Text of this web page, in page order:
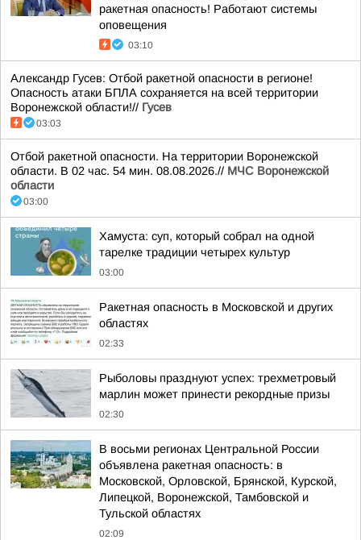
ракетная опасность! Работают системы
оповещения
03:10
Александр Гусев: Отбой ракетной опасности в регионе!
Опасность атаки БПЛА сохраняется на всей территории
Воронежской области!// Гусев
03:03
Отбой ракетной опасности. На территории Воронежской
области. В 02 час. 54 мин. 08.08.2026.// МЧС Воронежской
области
03:00
Хамуста: суп, который собрал на одной
тарелке традиции четырех культур
03:00
Ракетная опасность в Московской и других
областях
02:33
Рыболовы празднуют успех: трехметровый
марлин может принести рекордные призы
02:30
В восьми регионах Центральной России
объявлена ракетная опасность: в
Московской, Орловской, Брянской, Курской,
Липецкой, Воронежской, Тамбовской и
Тульской областях
02:09